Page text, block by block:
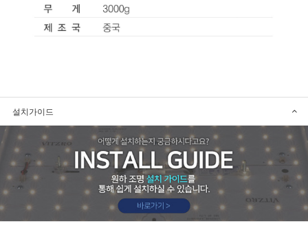
설치가이드